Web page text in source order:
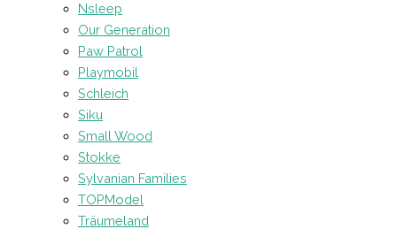
Nsleep
Our Generation
Paw Patrol
Playmobil
Schleich
Siku
Small Wood
Stokke
Sylvanian Families
TOPModel
Träumeland